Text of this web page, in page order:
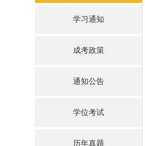
学习通知
成考政策
通知公告
学位考试
历年真题